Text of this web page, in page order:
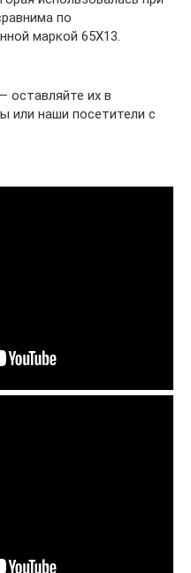
по
маркой 65X13.
оставляйте их в
или наши посетители с